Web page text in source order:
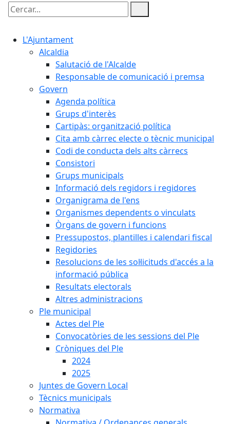
Cercar:
L'Ajuntament
Alcaldia
Salutació de l'Alcalde
Responsable de comunicació i premsa
Govern
Agenda política
Grups d'interès
Cartipàs: organització política
Cita amb càrrec electe o tècnic municipal
Codi de conducta dels alts càrrecs
Consistori
Grups municipals
Informació dels regidors i regidores
Organigrama de l'ens
Organismes dependents o vinculats
Òrgans de govern i funcions
Pressupostos, plantilles i calendari fiscal
Regidories
Resolucions de les sol·licituds d'accés a la
informació pública
Resultats electorals
Altres administracions
Ple municipal
Actes del Ple
Convocatòries de les sessions del Ple
Cròniques del Ple
2024
2025
Juntes de Govern Local
Tècnics municipals
Normativa